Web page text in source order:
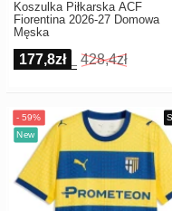
Koszulka Piłkarska ACF
Fiorentina 2026-27 Domowa
Męska
177,8zł 428,4zł